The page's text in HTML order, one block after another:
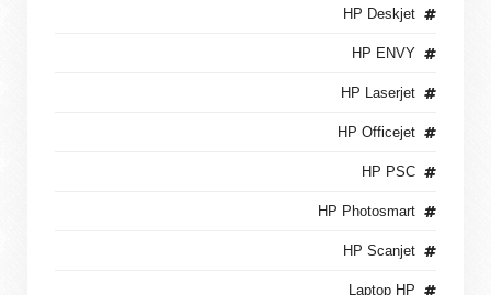
HP Deskjet
HP ENVY
HP Laserjet
HP Officejet
HP PSC
HP Photosmart
HP Scanjet
Laptop HP